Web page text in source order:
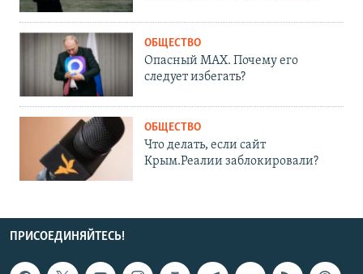
ОБЩЕСТВО
Опасный MAX. Почему его
следует избегать?
ОБЩЕСТВО
Что делать, если сайт
Крым.Реалии заблокировали?
ПРИСОЕДИНЯЙТЕСЬ!